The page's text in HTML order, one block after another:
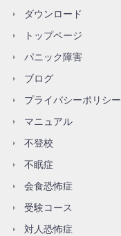
ダウンロード
トップページ
パニック障害
ブログ
プライバシーポリシー
マニュアル
不登校
不眠症
会食恐怖症
受験コース
対人恐怖症